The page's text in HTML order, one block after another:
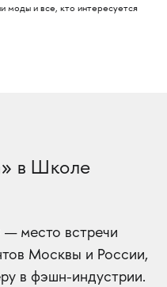
моды и все, кто интересуется
в Школе
место встречи
Москвы и России,
в фэшн-индустрии.